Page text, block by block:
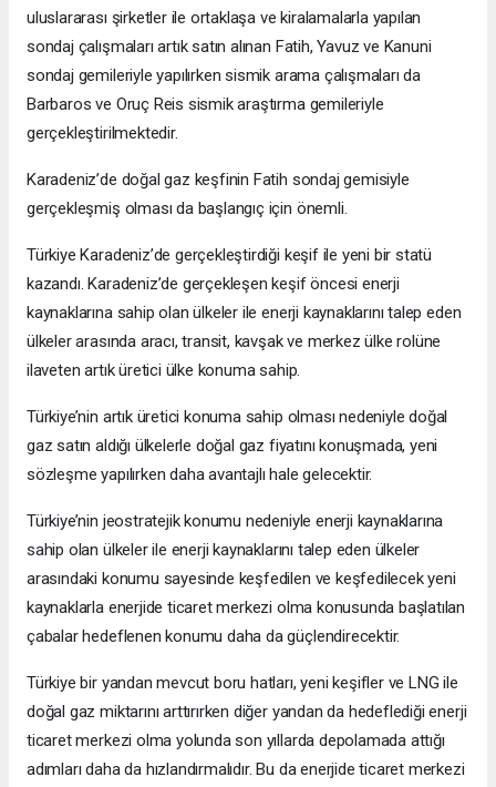
uluslararası şirketler ile ortaklaşa ve kiralamalarla yapılan
sondaj çalışmaları artık satın alınan Fatih, Yavuz ve Kanuni
sondaj gemileriyle yapılırken sismik arama çalışmaları da
Barbaros ve Oruç Reis sismik araştırma gemileriyle
gerçekleştirilmektedir.
Karadeniz’de doğal gaz keşfinin Fatih sondaj gemisiyle
gerçekleşmiş olması da başlangıç için önemli.
Türkiye Karadeniz’de gerçekleştirdiği keşif ile yeni bir statü
kazandı. Karadeniz’de gerçekleşen keşif öncesi enerji
kaynaklarına sahip olan ülkeler ile enerji kaynaklarını talep eden
ülkeler arasında aracı, transit, kavşak ve merkez ülke rolüne
ilaveten artık üretici ülke konuma sahip.
Türkiye’nin artık üretici konuma sahip olması nedeniyle doğal
gaz satın aldığı ülkelerle doğal gaz fiyatını konuşmada, yeni
sözleşme yapılırken daha avantajlı hale gelecektir.
Türkiye’nin jeostratejik konumu nedeniyle enerji kaynaklarına
sahip olan ülkeler ile enerji kaynaklarını talep eden ülkeler
arasındaki konumu sayesinde keşfedilen ve keşfedilecek yeni
kaynaklarla enerjide ticaret merkezi olma konusunda başlatılan
çabalar hedeflenen konumu daha da güçlendirecektir.
Türkiye bir yandan mevcut boru hatları, yeni keşifler ve LNG ile
doğal gaz miktarını arttırırken diğer yandan da hedeflediği enerji
ticaret merkezi olma yolunda son yıllarda depolamada attığı
adımları daha da hızlandırmalıdır. Bu da enerjide ticaret merkezi